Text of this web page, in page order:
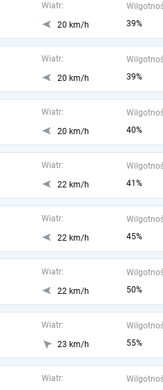
Wiatr:
20 km/h
39%
Wiatr:
20 km/h
39%
Wiatr:
20 km/h
40%
Wiatr:
22 km/h
41%
Wiatr:
22 km/h
45%
Wiatr:
22 km/h
50%
Wiatr:
23 km/h
55%
Wiatr: